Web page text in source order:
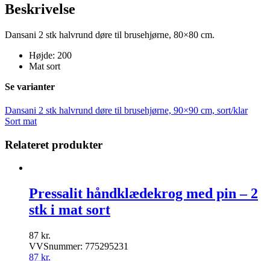
Sort
mat
Beskrivelse
Dansani 2 stk halvrund døre til brusehjørne, 80×80 cm.
Højde: 200
Mat sort
Se varianter
Dansani 2 stk halvrund døre til brusehjørne, 90×90 cm, sort/klar
Sort mat
Relateret produkter
Pressalit håndklædekrog med pin – 2
stk i mat sort
87 kr.
VVSnummer: 775295231
87 kr.